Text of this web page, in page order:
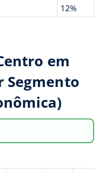
12%
em
Segmento